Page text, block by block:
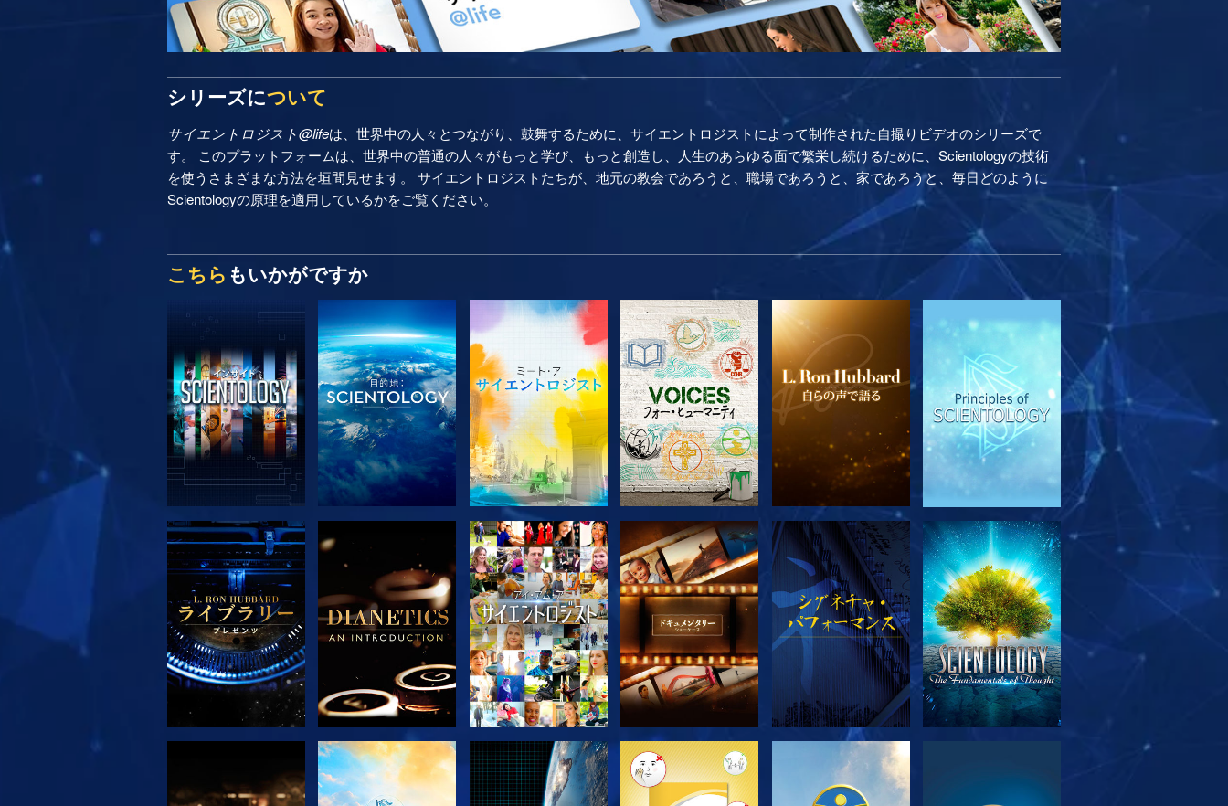
シリーズについて
サイエントロジスト@lifeは、世界中の人々とつながり、鼓舞するために、サイエントロジストによって制作された自撮りビデオのシリーズで
す。 このプラットフォームは、世界中の普通の人々がもっと学び、もっと創造し、人生のあらゆる面で繁栄し続けるために、Scientologyの技術
を使うさまざまな方法を垣間見せます。 サイエントロジストたちが、地元の教会であろうと、職場であろうと、家であろうと、毎日どのように
Scientologyの原理を適用しているかをご覧ください。
こちら もいかがですか
シリーズを探求 シリーズを探求 シリーズを探求 シリーズを探求 シリーズを探求 観る
シリーズを探求 観る シリーズを探求 シリーズを探求 シリーズを探求